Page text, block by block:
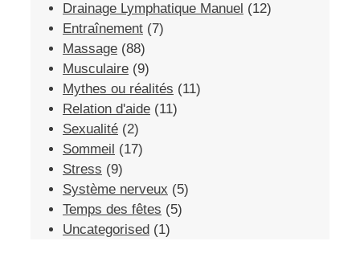
Drainage Lymphatique Manuel (12)
Entraînement (7)
Massage (88)
Musculaire (9)
Mythes ou réalités (11)
Relation d'aide (11)
Sexualité (2)
Sommeil (17)
Stress (9)
Système nerveux (5)
Temps des fêtes (5)
Uncategorised (1)